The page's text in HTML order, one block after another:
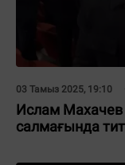
03 Тамыз 2025, 19:10
Ислам
салмағында